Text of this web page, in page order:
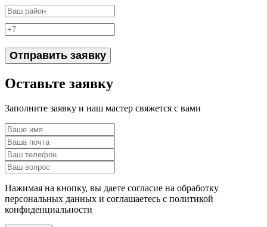
Отправить заявку
Оставьте заявку
Заполните заявку и наш мастер свяжется с вами
Нажимая на кнопку, вы даете согласие на обработку
персональных данных и соглашаетесь c политикой
конфиденциальности